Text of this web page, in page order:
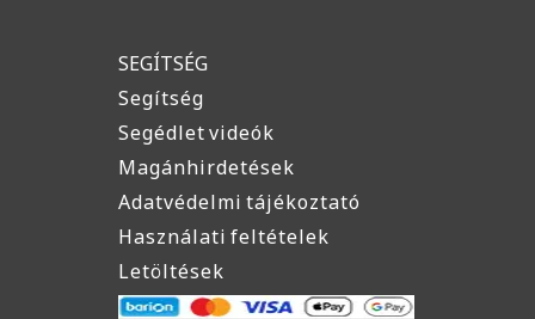
SEGÍTSÉG
Segítség
Segédlet videók
Magánhirdetések
Adatvédelmi tájékoztató
Használati feltételek
Letöltések